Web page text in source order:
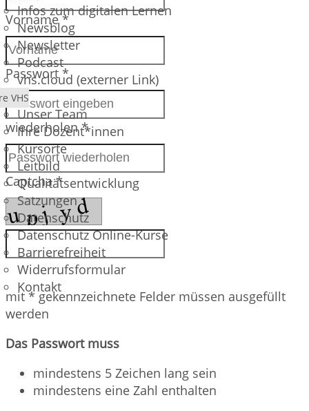
Infos zum digitalen Lernen
Newsblog
Newsletter
Podcast
vhs.cloud (externer Link)
VHS
Unser Team
Ihre Dozent*innen
Kursorte
Leitbild
Qualitätsentwicklung
Satzungen
Datenschutz
Datenschutz Online-Kurse
Barrierefreiheit
Widerrufsformular
Kontakt
Vorname *
Passwort *
wiederholen *
Captcha *
mit * gekennzeichnete Felder müssen ausgefüllt
werden
Das Passwort muss
mindestens 5 Zeichen lang sein
mindestens eine Zahl enthalten